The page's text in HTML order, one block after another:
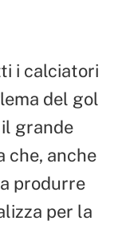
i calciatori
del gol
grande
che, anche
produrre
per la